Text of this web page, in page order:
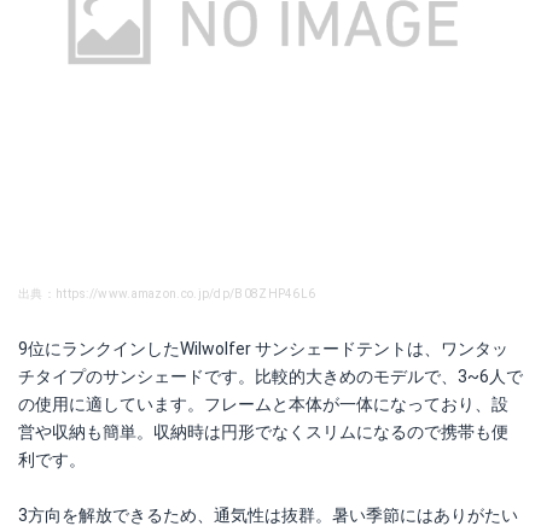
出典：https://www.amazon.co.jp/dp/B08ZHP46L6
9位にランクインしたWilwolfer サンシェードテントは、ワンタッ
チタイプのサンシェードです。比較的大きめのモデルで、3~6人で
の使用に適しています。フレームと本体が一体になっており、設
営や収納も簡単。収納時は円形でなくスリムになるので携帯も便
利です。
3方向を解放できるため、通気性は抜群。暑い季節にはありがたい